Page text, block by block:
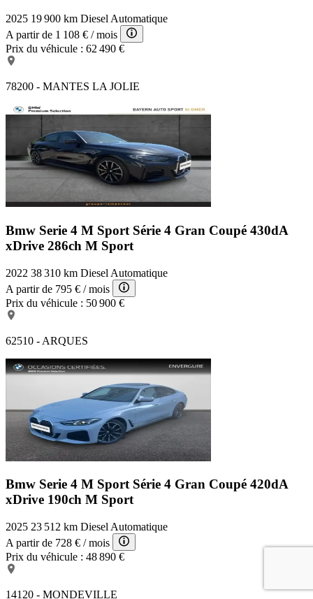
2025 19 900 km Diesel Automatique
A partir de 1 108 € / mois
Prix du véhicule : 62 490 €
78200 - MANTES LA JOLIE
Bmw Serie 4 M Sport Série 4 Gran Coupé 430dA
xDrive 286ch M Sport
2022 38 310 km Diesel Automatique
A partir de 795 € / mois
Prix du véhicule : 50 900 €
62510 - ARQUES
Bmw Serie 4 M Sport Série 4 Gran Coupé 420dA
xDrive 190ch M Sport
2025 23 512 km Diesel Automatique
A partir de 728 € / mois
Prix du véhicule : 48 890 €
14120 - MONDEVILLE